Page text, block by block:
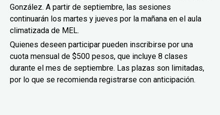
González. A partir de septiembre, las sesiones
continuarán los martes y jueves por la mañana en el aula
climatizada de MEL.
Quienes deseen participar pueden inscribirse por una
cuota mensual de $500 pesos, que incluye 8 clases
durante el mes de septiembre. Las plazas son limitadas,
por lo que se recomienda registrarse con anticipación.